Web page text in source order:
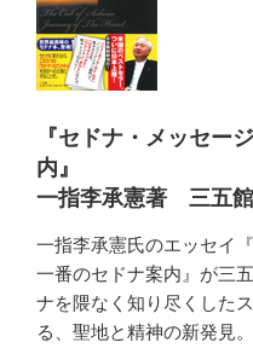
『セドナ・メッセー
内』
一指李承憲著 三五館
一指李承憲氏のエッセイ
一番のセドナ案内』が三
ナを隈なく知り尽くした
る、聖地と精神の新発見